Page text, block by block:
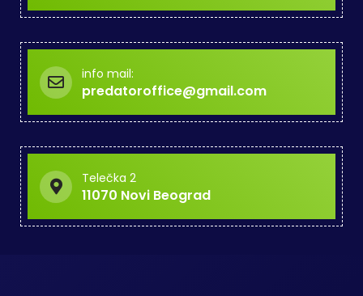
info mail:
predatoroffice@gmail.com
Telečka 2
11070 Novi Beograd